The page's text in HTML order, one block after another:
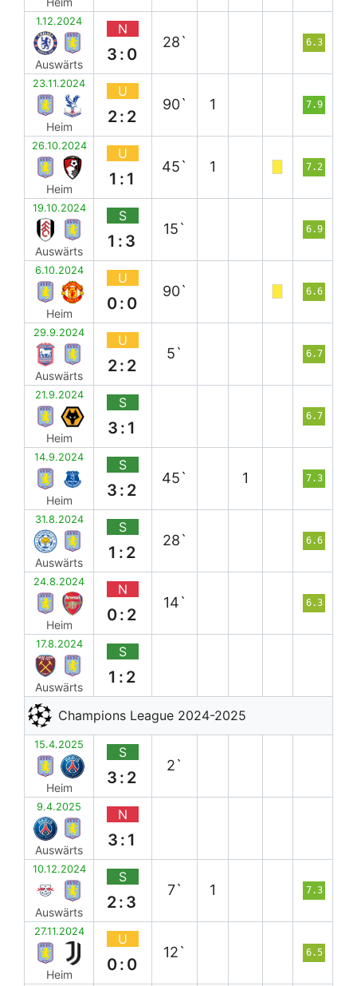
1.12.2024
Auswärts
N
3:0
28` 6.3
23.11.2024
Heim
U
2:2
90` 1 7.9
26.10.2024
Heim
U
1:1
45` 1 7.2
19.10.2024
Auswärts
S
1:3
15` 6.9
6.10.2024
Heim
U
0:0
90` 6.6
29.9.2024
Auswärts
U
2:2
5` 6.7
21.9.2024
Heim
S
3:1
6.7
14.9.2024
Heim
S
3:2
45` 1 7.3
31.8.2024
Auswärts
S
1:2
28` 6.6
24.8.2024
Heim
N
0:2
14` 6.3
17.8.2024
Auswärts
S
1:2
Champions League 2024-2025
15.4.2025
Heim
S
3:2
2`
9.4.2025
Auswärts
N
3:1
10.12.2024
Auswärts
S
2:3
7` 1 7.3
27.11.2024
Heim
U
0:0
12` 6.5